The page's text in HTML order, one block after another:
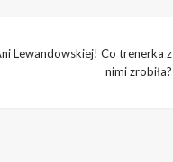
Lewandowskiej! Co trenerka z
nimi zrobiła?